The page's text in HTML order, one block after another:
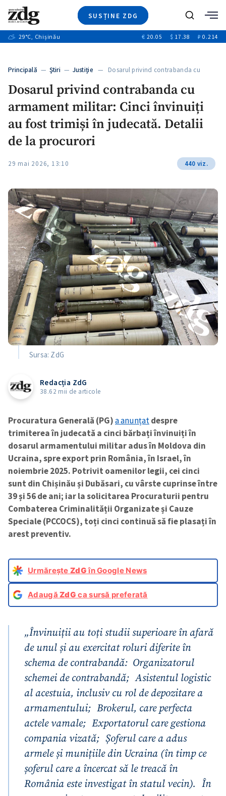
SUSȚINE ZDG
Ştiri
+11
Video
Special
Blog
ZdGust
Caută
29°C, Chișinău € 20.05 $ 17.38 ₽ 0.214
Principală — Ştiri — Justiție— Dosarul privind contrabanda cu
Dosarul privind contrabanda cu
armament militar: Cinci învinuiți
au fost trimiși în judecată. Detalii
de la procurori
29 mai 2026, 13:10 440 viz.
Sursa: ZdG
Redacția ZdG
38.62 mii de articole
Procuratura Generală (PG)a anunțatdespre
trimiterea în judecată a cinci bărbați învinuiți în
dosarul armamentului militar adus în Moldova din
Ucraina, spre export prin România, în Israel, în
noiembrie 2025. Potrivit oamenilor legii, cei cinci
sunt din Chișinău și Dubăsari, cu vârste cuprinse între
39 și 56 de ani; iar la solicitarea Procuraturii pentru
Combaterea Criminalității Organizate și Cauze
Speciale (PCCOCS), toți cinci continuă să fie plasați în
arest preventiv.
Urmărește ZdGîn Google News
AdaugăZdG ca sursă preferată
„Învinuiții au toți studii superioare în afară
de unul și au exercitat roluri diferite în
schema de contrabandă: Organizatorul
schemei de contrabandă; Asistentul logistic
al acestuia, inclusiv cu rol de depozitare a
armamentului; Brokerul, care perfecta
actele vamale; Exportatorul care gestiona
compania vizată; Șoferul care a adus
armele și munițiile din Ucraina (în timp ce
șoferul care a încercat să le treacă în
România este investigat în statul vecin). În